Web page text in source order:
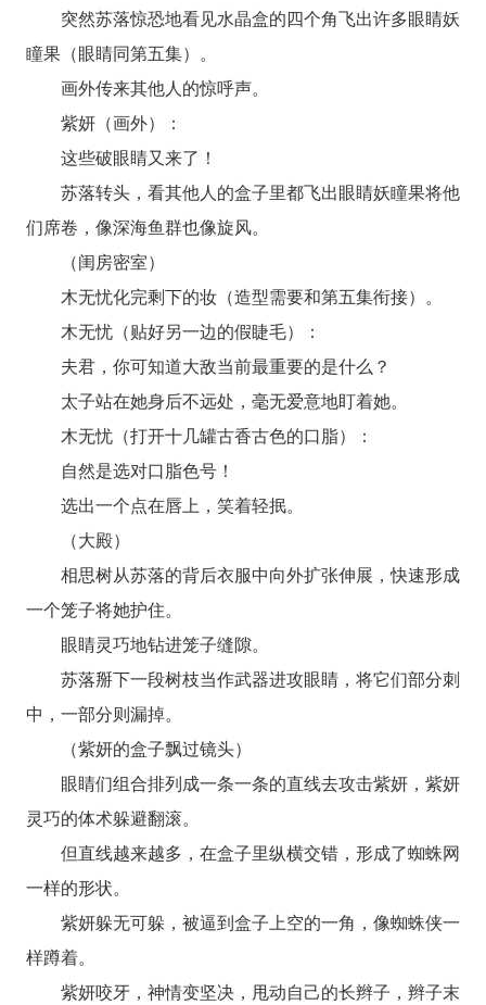
突然苏落惊恐地看见水晶盒的四个角飞出许多眼睛妖
瞳果（眼睛同第五集）。
画外传来其他人的惊呼声。
紫妍（画外）：
这些破眼睛又来了！
苏落转头，看其他人的盒子里都飞出眼睛妖瞳果将他
们席卷，像深海鱼群也像旋风。
（闺房密室）
木无忧化完剩下的妆（造型需要和第五集衔接）。
木无忧（贴好另一边的假睫毛）：
夫君，你可知道大敌当前最重要的是什么？
太子站在她身后不远处，毫无爱意地盯着她。
木无忧（打开十几罐古香古色的口脂）：
自然是选对口脂色号！
选出一个点在唇上，笑着轻抿。
（大殿）
相思树从苏落的背后衣服中向外扩张伸展，快速形成
一个笼子将她护住。
眼睛灵巧地钻进笼子缝隙。
苏落掰下一段树枝当作武器进攻眼睛，将它们部分刺
中，一部分则漏掉。
（紫妍的盒子飘过镜头）
眼睛们组合排列成一条一条的直线去攻击紫妍，紫妍
灵巧的体术躲避翻滚。
但直线越来越多，在盒子里纵横交错，形成了蜘蛛网
一样的形状。
紫妍躲无可躲，被逼到盒子上空的一角，像蜘蛛侠一
样蹲着。
紫妍咬牙，神情变坚决，甩动自己的长辫子，辫子末